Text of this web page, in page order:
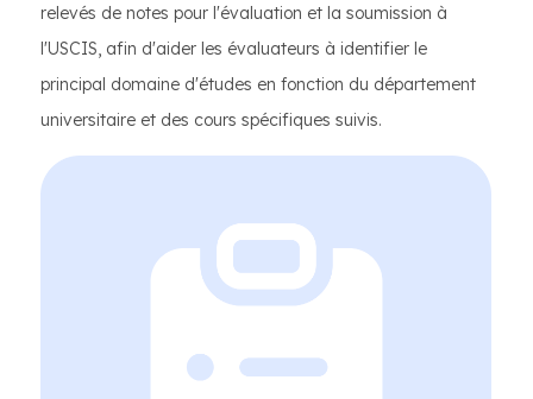
relevés de notes pour l'évaluation et la soumission à
l'USCIS, afin d'aider les évaluateurs à identifier le
principal domaine d'études en fonction du département
universitaire et des cours spécifiques suivis.